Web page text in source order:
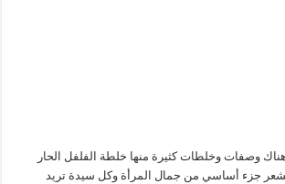
وصفات وخلطات كثيرة منها خلطة الفلفل الحار
الشعر جزء أساسي من جمال المرأة وكل سيدة تريد